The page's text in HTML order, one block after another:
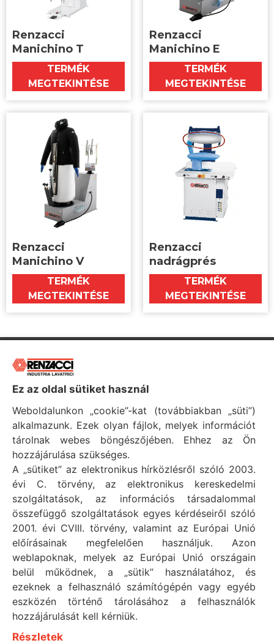
Renzacci
Manichino T
TERMÉK
MEGTEKINTÉSE
Renzacci
Manichino E
TERMÉK
MEGTEKINTÉSE
Renzacci
Manichino V
TERMÉK
MEGTEKINTÉSE
Renzacci
nadrágprés
TERMÉK
MEGTEKINTÉSE
HASZNOS INFORMÁCIÓK
Adatkezelési tájékoztató
Általános Szerződési Feltételek
Impresszum
Süti tájékoztató
MENÜ
Megoldások
Szolgáltatások
Termékeink
Érdekel a Renzacci
Ez az oldal sütiket használ
Weboldalunkon „cookie”-kat (továbbiakban „süti”)
alkalmazunk. Ezek olyan fájlok, melyek információt
tárolnak webes böngészőjében. Ehhez az Ön
hozzájárulása szükséges.
A „sütiket” az elektronikus hírközlésről szóló 2003.
évi C. törvény, az elektronikus kereskedelmi
szolgáltatások, az információs társadalommal
összefüggő szolgáltatások egyes kérdéseiről szóló
2001. évi CVIII. törvény, valamint az Európai Unió
előírásainak megfelelően használjuk. Azon
weblapoknak, melyek az Európai Unió országain
belül működnek, a „sütik” használatához, és
ezeknek a felhasználó számítógépén vagy egyéb
eszközén történő tárolásához a felhasználók
hozzájárulását kell kérniük.
Részletek